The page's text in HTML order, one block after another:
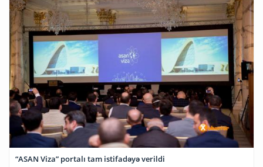
“ASAN Viza” portalı tam istifadəyə verildi